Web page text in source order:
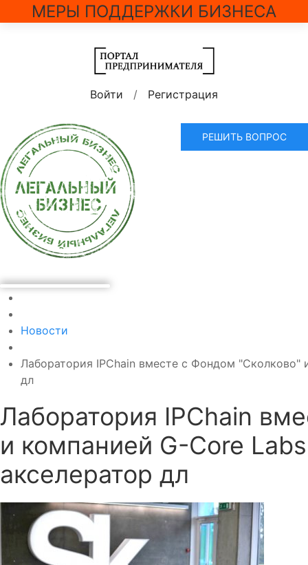
МЕРЫ ПОДДЕРЖКИ БИЗНЕСА
Войти / Регистрация
РЕШИТЬ ВОПРОС
Новости
Лаборатория IPChain вместе с Фондом "Сколково"
дл
Лаборатория IPChain
и компанией G-Core
акселератор дл